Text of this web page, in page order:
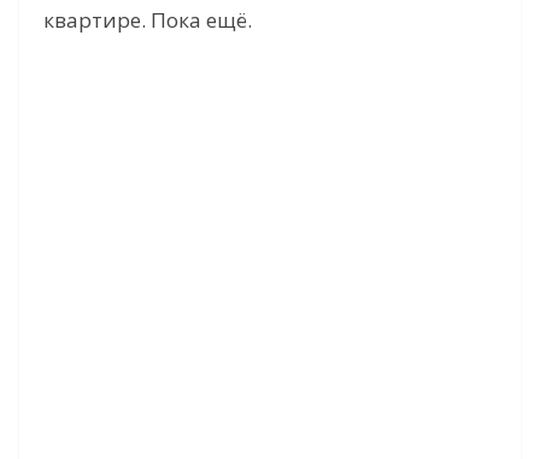
квартире. Пока ещё.